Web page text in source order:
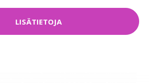
LISÄTIETOJA